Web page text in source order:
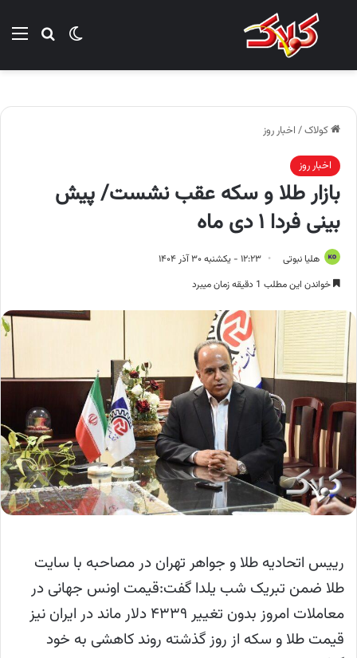
تغییر پوسته
کولاک/ اخبار روز
اخبار روز
بازار طلا و سکه عقب نشست/ پیش
بینی فردا ۱ دی ماه
هلیا نبوتی
۱۲:۲۳ - یکشنبه ۳۰ آذر ۱۴۰۴
خواندن این مطلب 1 دقیقه زمان میبرد
رییس اتحادیه طلا و جواهر تهران در مصاحبه با سایت
طلا ضمن تبریک شب یلدا گفت:قیمت اونس جهانی در
معاملات امروز بدون تغییر ۴۳۳۹ دلار ماند در ایران نیز
قیمت طلا و سکه از روز گذشته روند کاهشی به خود